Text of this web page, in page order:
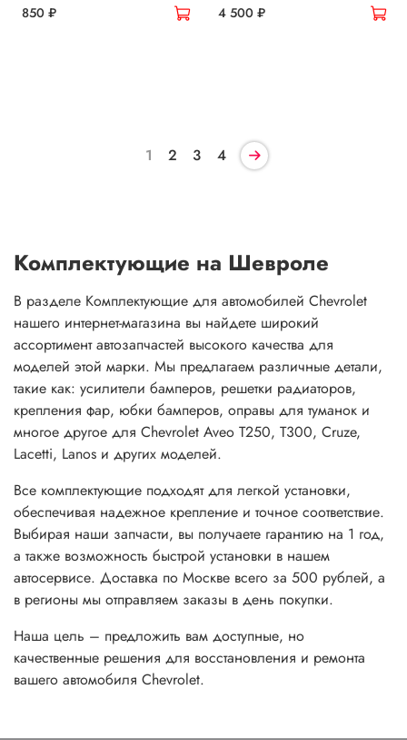
850 ₽
4 500 ₽
1 2 3 4
Комплектующие на Шевроле
В разделе Комплектующие для автомобилей Chevrolet
нашего интернет-магазина вы найдете широкий
ассортимент автозапчастей высокого качества для
моделей этой марки. Мы предлагаем различные детали,
такие как: усилители бамперов, решетки радиаторов,
крепления фар, юбки бамперов, оправы для туманок и
многое другое для Chevrolet Aveo T250, T300, Cruze,
Lacetti, Lanos и других моделей.
Все комплектующие подходят для легкой установки,
обеспечивая надежное крепление и точное соответствие.
Выбирая наши запчасти, вы получаете гарантию на 1 год,
а также возможность быстрой установки в нашем
автосервисе. Доставка по Москве всего за 500 рублей, а
в регионы мы отправляем заказы в день покупки.
Наша цель – предложить вам доступные, но
качественные решения для восстановления и ремонта
вашего автомобиля Chevrolet.